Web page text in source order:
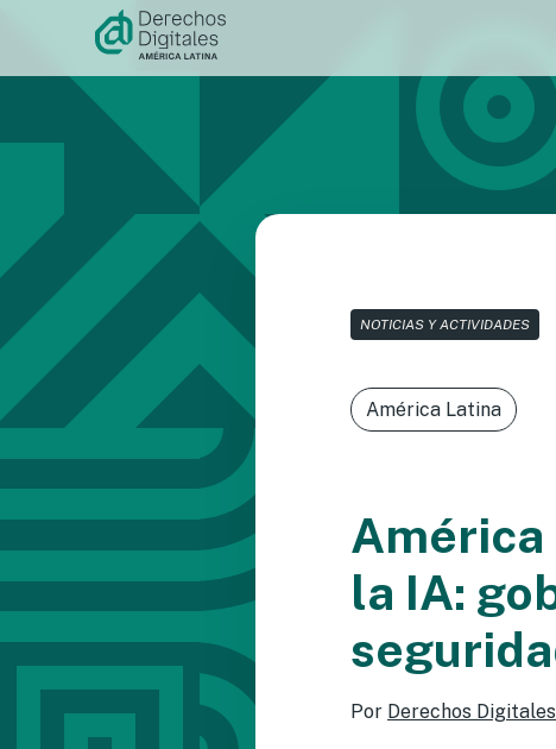
contenido
NOTICIAS Y ACTIVIDADES
América Latina
América
la IA:
Por Derechos Digitales